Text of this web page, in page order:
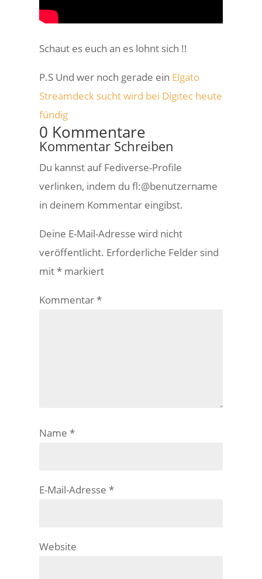
Schaut es euch an es lohnt sich !!
P.S Und wer noch gerade ein Elgato
Streamdeck sucht wird bei Digitec heute
fündig
0 Kommentare
Kommentar Schreiben
Du kannst auf Fediverse-Profile
verlinken, indem du fl:@benutzername
in deinem Kommentar eingibst.
Deine E-Mail-Adresse wird nicht
veröffentlicht. Erforderliche Felder sind
mit* markiert
Kommentar*
Name*
E-Mail-Adresse*
Website